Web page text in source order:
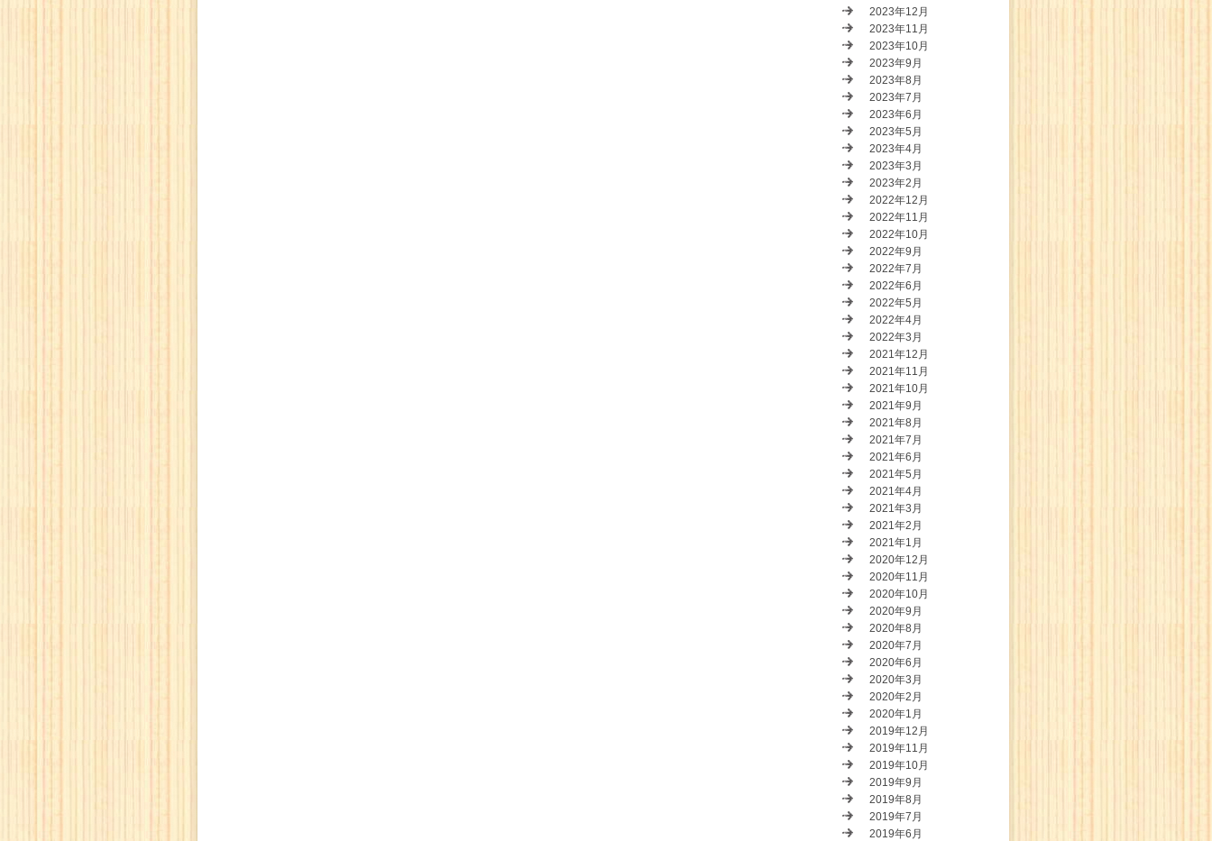
2023年12月
2023年11月
2023年10月
2023年9月
2023年8月
2023年7月
2023年6月
2023年5月
2023年4月
2023年3月
2023年2月
2022年12月
2022年11月
2022年10月
2022年9月
2022年7月
2022年6月
2022年5月
2022年4月
2022年3月
2021年12月
2021年11月
2021年10月
2021年9月
2021年8月
2021年7月
2021年6月
2021年5月
2021年4月
2021年3月
2021年2月
2021年1月
2020年12月
2020年11月
2020年10月
2020年9月
2020年8月
2020年7月
2020年6月
2020年3月
2020年2月
2020年1月
2019年12月
2019年11月
2019年10月
2019年9月
2019年8月
2019年7月
2019年6月